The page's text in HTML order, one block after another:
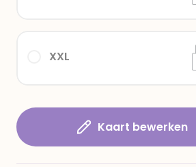
XXL
Kaart bewerken